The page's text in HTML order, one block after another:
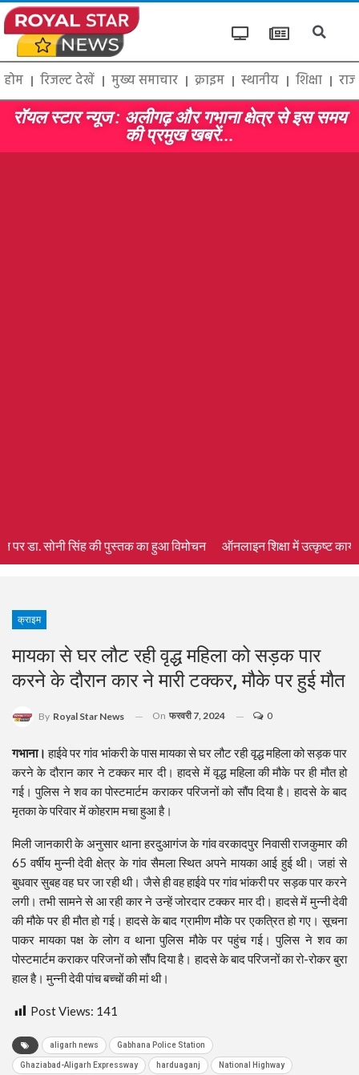
होम रिजल्ट देखें मुख्य समाचार क्राइम स्थानीय शिक्षा
रॉयल स्टार न्यूज : अलीगढ़ और गभाना क्षेत्र से इस समय
की प्रमुख खबरें...
पर डा. सोनी सिंह की पुस्तक का हुआ विमोचन ऑनलाइन शिक्षा में उत्कृष्ट कार्य
क्राइम
मायका से घर लौट रही वृद्ध महिला को सड़क पार
करने के दौरान कार ने मारी टक्कर, मौके पर हुई मौत
By Royal Star News On फरवरी 7, 2024 0
गभाना। हाईवे पर गांव भांंकरी के पास मायका से घर लौट रही वृद्ध महिला को सड़क पार
करने के दौरान कार ने टक्कर मार दी। हादसे में वृद्ध महिला की मौके पर ही मौत हो
गई। पुलिस ने शव का पोस्टमार्टम कराकर परिजनों को सौंप दिया है। हादसे के बाद
मृतका के परिवार में कोहराम मचा हुआ है।
मिली जानकारी के अनुसार थाना हरदुआगंज के गांव वरकादपुर निवासी राजकुमार की
65 वर्षीय मुन्नी देवी क्षेत्र के गांव सैमला स्थित अपने मायका आई हुई थी। जहां से
बुधवार सुबह वह घर जा रही थी। जैसे ही वह हाईवे पर गांव भांकरी पर सड़क पार करने
लगी। तभी सामने से आ रही कार ने उन्हें जोरदार टक्कर मार दी। हादसे में मुन्नी देवी
की मौके पर ही मौत हो गई। हादसे के बाद ग्रामीण मौके पर एकत्रित हो गए। सूचना
पाकर मायका पक्ष के लोग व थाना पुलिस मौके पर पहुंच गई। पुलिस ने शव का
पोस्टमार्टम कराकर परिजनों को सौंप दिया है। हादसे के बाद परिजनों का रो-रोकर बुरा
हाल है। मुन्नी देवी पांच बच्चों की मां थी।
Post Views: 141
aligarh news Gabhana Police Station
Ghaziabad-Aligarh Expressway harduaganj National Highway